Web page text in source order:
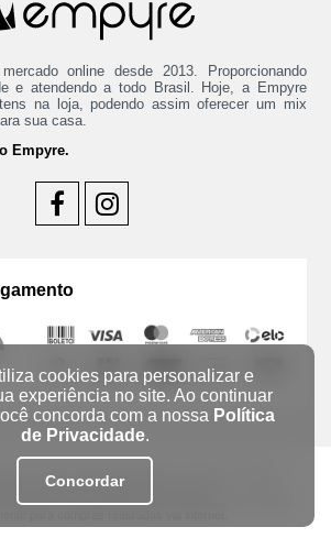
online desde 2013. Proporcionando
e atendendo a todo Brasil. Hoje, a Empyre
na loja, podendo assim oferecer um mix
sua casa.
Empyre.
CNPJ: 45.902.401/0001-75 - Todos os Direitos
- Imagens meramente ilustrativas
condições de pagamento, frete e produtos são válidos
cookies para personalizar e
experiência no site. Ao continuar
concorda com a nossa Política
de Privacidade.
Concordar